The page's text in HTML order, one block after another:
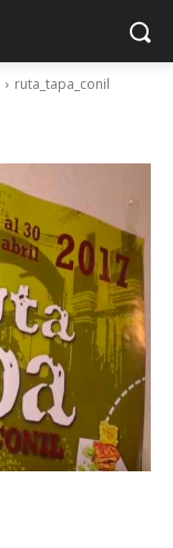
ruta_tapa_conil